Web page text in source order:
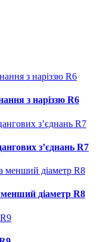
з наріззю R6
з’єднань R7
менший діаметр R8